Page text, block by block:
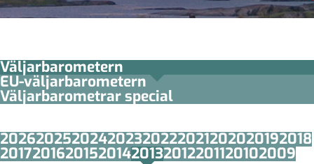
Väljarbarometern
EU-väljarbarometern
Väljarbarometrar special
202620252024202320222021202020192018
201720162015201420132012201120102009